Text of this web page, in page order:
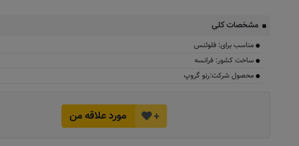
مشخصات کلی
مناسب برای: فلوئنس
ساخت کشور: فرانسه
محصول شرکت:رنو گروپ
+ مورد علاقه من